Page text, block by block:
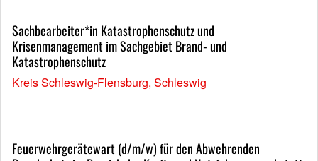
Sachbearbeiter*in Katastrophenschutz und
Krisenmanagement im Sachgebiet Brand- und
Katastrophenschutz
Kreis Schleswig-Flensburg, Schleswig
Feuerwehrgerätewart (d/m/w) für den Abwehrenden